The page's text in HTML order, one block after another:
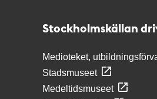
Stockholmskällan
Medioteket,
Stadsmuseet
Medeltidsmuseet